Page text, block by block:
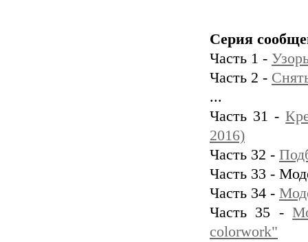
Серия
Часть 1 -
Часть 2 -
...
Часть 31 -
2016)
Часть 32 -
Часть 33 -
Часть 34 -
Часть 35 -
colorwork"